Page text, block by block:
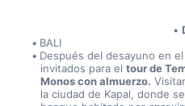
BALI
Después del desayuno en
invitados para el tour de
Monos con almuerzo.
la ciudad de Kapal, donde